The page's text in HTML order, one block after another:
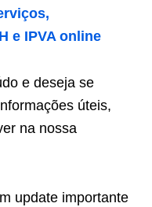
e IPVA online
e deseja se
úteis,
na nossa
update importante